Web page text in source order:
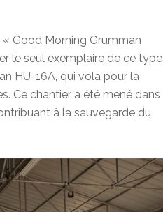
« Good Morning Grumman
le seul exemplaire de ce type
HU-16A, qui vola pour la
Ce chantier a été mené dans
à la sauvegarde du